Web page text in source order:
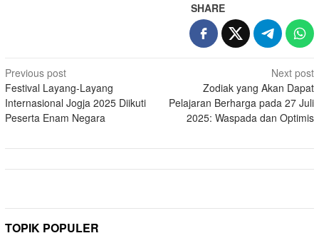
SHARE
Post
navigation
Previous post
Festival Layang-Layang
Internasional Jogja 2025 Diikuti
Peserta Enam Negara
Next post
Zodiak yang Akan Dapat
Pelajaran Berharga pada 27 Juli
2025: Waspada dan Optimis
TOPIK POPULER